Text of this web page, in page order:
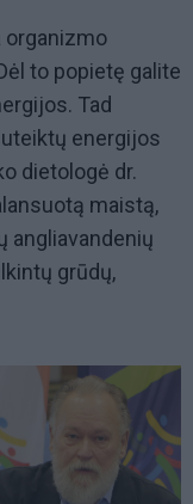
organizmo
to popietę galite
Tad
energijos
dietologė dr.
maistą,
angliavandenių
grūdų,